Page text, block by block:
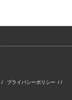
/ プライバシーポリシー / /